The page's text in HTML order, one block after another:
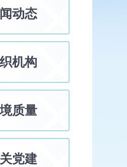
动态
机构
质量
党建